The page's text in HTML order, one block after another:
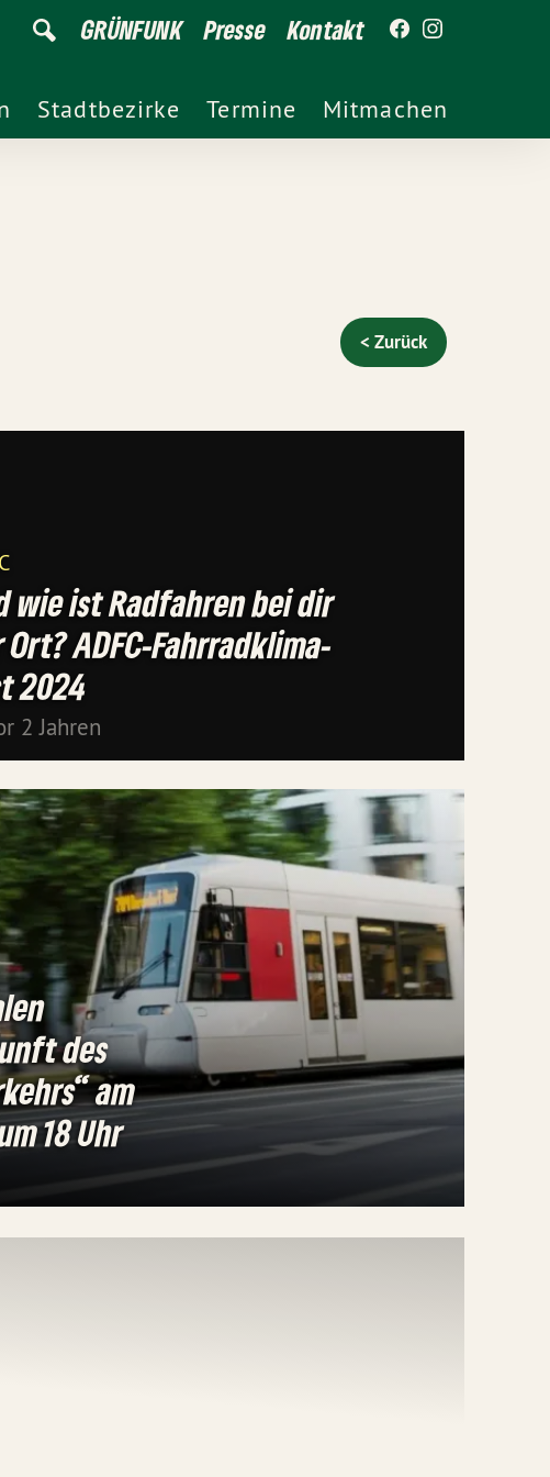
GRÜNFUNK Presse Kontakt
Stadtbezirke Termine Mitmachen
< Zurück
wie ist Radfahren bei dir
ADFC-Fahrradklima-
2024
2 Jahren
des
am
18 Uhr